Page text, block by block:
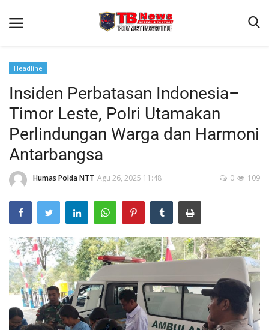
Beranda
Binkam
Terms & Conditions
Reskrim
Lantas
Polisi Kita
Mitra Polisi
Giat Ops
Link Polda NTT
Headline
Insiden Perbatasan Indonesia–
Timor Leste, Polri Utamakan
Perlindungan Warga dan Harmoni
Antarbangsa
Humas Polda NTT Agu 26, 2025 11:48 109
0